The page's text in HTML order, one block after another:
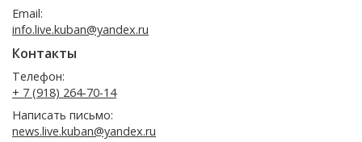
Email:
info.live.kuban@yandex.ru
Контакты
Телефон:
+ 7 (918) 264-70-14
Написать письмо:
news.live.kuban@yandex.ru